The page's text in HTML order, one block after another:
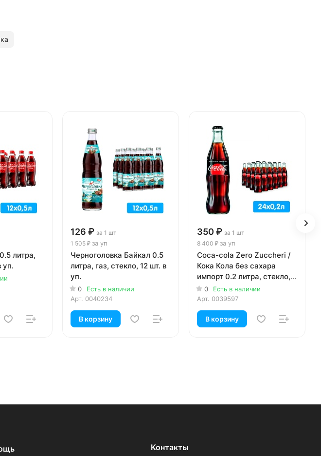
литра,
уп.
126 ₽ за 1 шт
1 505 ₽ за уп
Черноголовка Байкал 0.5
литра, газ, стекло, 12 шт. в
уп.
0
Есть в наличии
Арт. 0040234
В корзину
350 ₽ за 1 шт
8 400 ₽ за уп
Coca-cola Zero Zuccheri /
Кока Кола без сахара
импорт 0.2 литра, стекло,
24 шт. в уп.
0
Есть в наличии
Арт. 0039597
В корзину
Контакты